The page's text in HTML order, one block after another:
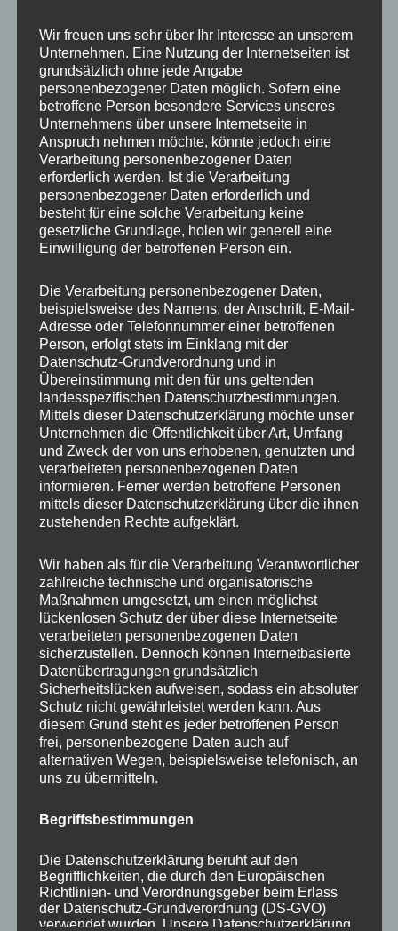
MP Mario Porten
Beratung
Training
Coaching
Impulsvorträge
NEWS ABONNIEREN?
KATEGORIEN
Aktuelle Fakten und Umfragen
Impulse zur persönlichen Reflexion
Naturfoto-Blog
Training und Coaching
Wir freuen uns sehr über Ihr Interesse an unserem
Unternehmen. Eine Nutzung der Internetseiten ist
grundsätzlich ohne jede Angabe
personenbezogener Daten möglich. Sofern eine
betroffene Person besondere Services unseres
Unternehmens über unsere Internetseite in
Anspruch nehmen möchte, könnte jedoch eine
Verarbeitung personenbezogener Daten
erforderlich werden. Ist die Verarbeitung
personenbezogener Daten erforderlich und
besteht für eine solche Verarbeitung keine
gesetzliche Grundlage, holen wir generell eine
Einwilligung der betroffenen Person ein.
Die Verarbeitung personenbezogener Daten,
beispielsweise des Namens, der Anschrift, E-Mail-
Adresse oder Telefonnummer einer betroffenen
Person, erfolgt stets im Einklang mit der
Datenschutz-Grundverordnung und in
Übereinstimmung mit den für uns geltenden
landesspezifischen Datenschutzbestimmungen.
Mittels dieser Datenschutzerklärung möchte unser
Unternehmen die Öffentlichkeit über Art, Umfang
und Zweck der von uns erhobenen, genutzten und
verarbeiteten personenbezogenen Daten
informieren. Ferner werden betroffene Personen
mittels dieser Datenschutzerklärung über die ihnen
zustehenden Rechte aufgeklärt.
Wir haben als für die Verarbeitung Verantwortlicher
zahlreiche technische und organisatorische
Maßnahmen umgesetzt, um einen möglichst
lückenlosen Schutz der über diese Internetseite
verarbeiteten personenbezogenen Daten
sicherzustellen. Dennoch können Internetbasierte
Datenübertragungen grundsätzlich
Sicherheitslücken aufweisen, sodass ein absoluter
Schutz nicht gewährleistet werden kann. Aus
diesem Grund steht es jeder betroffenen Person
frei, personenbezogene Daten auch auf
alternativen Wegen, beispielsweise telefonisch, an
uns zu übermitteln.
Begriffsbestimmungen
Die Datenschutzerklärung beruht auf den
Begrifflichkeiten, die durch den Europäischen
Richtlinien- und Verordnungsgeber beim Erlass
der Datenschutz-Grundverordnung (DS-GVO)
verwendet wurden. Unsere Datenschutzerklärung